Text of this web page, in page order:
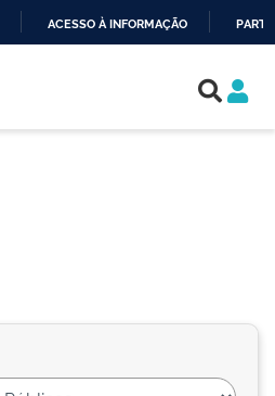
ACESSO À INFORMAÇÃO